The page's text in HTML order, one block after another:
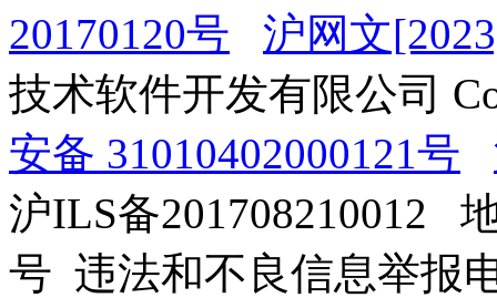
20170120号
沪网文
技术软件开发有限公司
安备 31010402000121号
沪ILS备201708210012
号 违法和不良信息举报